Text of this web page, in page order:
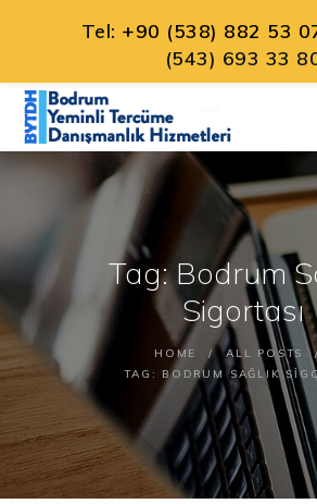
Tag: Bodrum
Sigortası
HOME
ALL POSTS
TAG: BODRUM SAĞLIK
ANA SAYFA
HAKKIMIZDA
HIZMETLERIMIZ
İLETIŞIM
TÜRKÇE
Tel: +90 (538) 882 53
(543) 693 33